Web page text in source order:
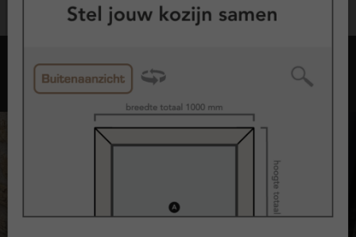
Opties met kozijnen